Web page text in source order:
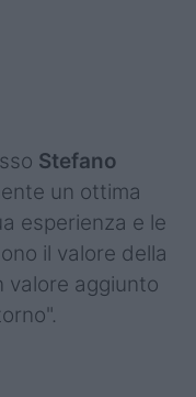
Stefano
un ottima
esperienza e le
il valore della
valore aggiunto